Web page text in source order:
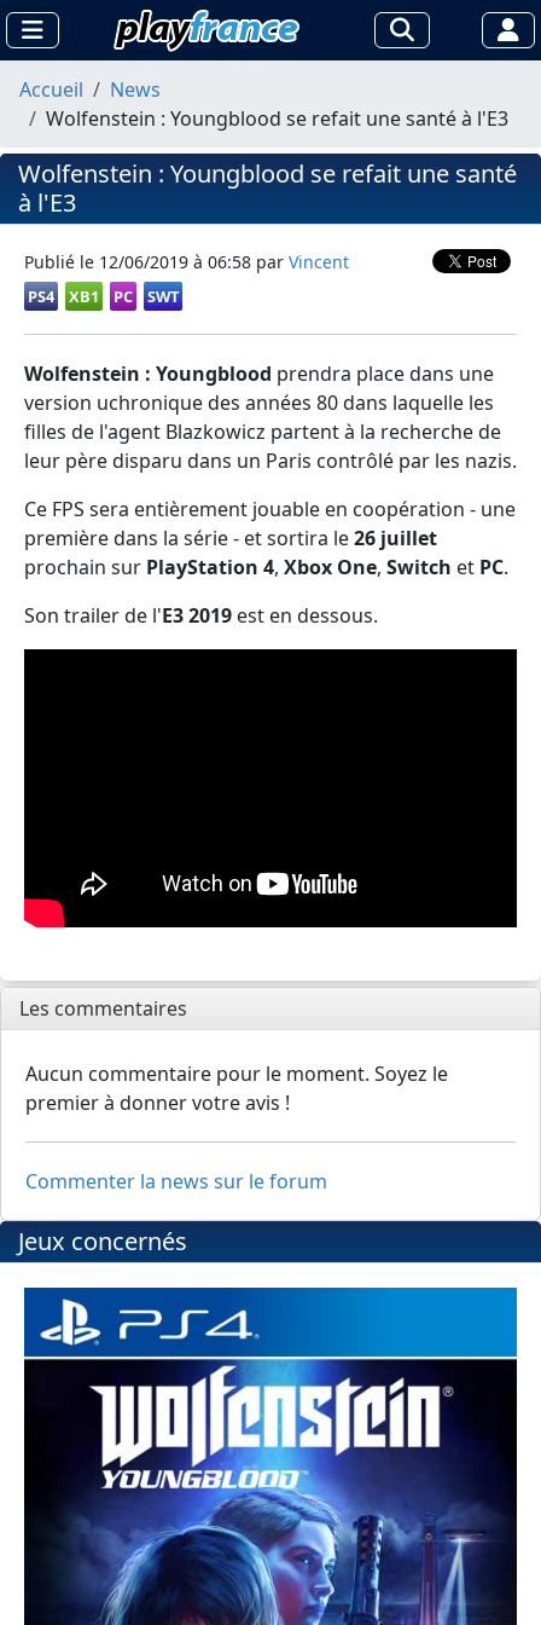
Accueil
News
Wolfenstein : Youngblood se refait une santé à l'E3
Wolfenstein : Youngblood se refait une santé
à l'E3
Publié le 12/06/2019 à 06:58 par Vincent
PS4 XB1 PC SWT
Wolfenstein : Youngblood prendra place dans une
version uchronique des années 80 dans laquelle les
filles de l'agent Blazkowicz partent à la recherche de
leur père disparu dans un Paris contrôlé par les nazis.
Ce FPS sera entièrement jouable en coopération - une
première dans la série - et sortira le26 juillet
prochain sur PlayStation 4, Xbox One, Switch et PC.
Son trailer de l'E32019 est en dessous.
Les commentaires
Aucun commentaire pour le moment. Soyez le
premier à donner votre avis !
Commenter la news sur le forum
Jeux concernés